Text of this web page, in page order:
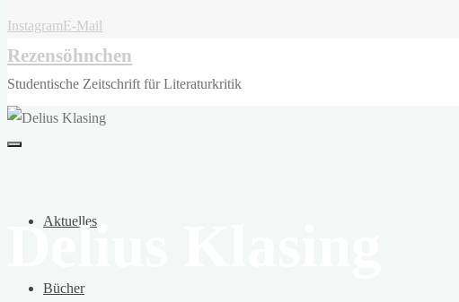
InstagramE-Mail
Rezensöhnchen
Studentische Zeitschrift für Literaturkritik
Aktuelles
Bücher
Delius Klasing